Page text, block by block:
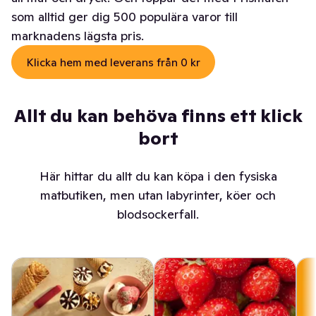
som alltid ger dig 500 populära varor till
marknadens lägsta pris.
Klicka hem med leverans från 0 kr
Allt du kan behöva finns ett klick
bort
Här hittar du allt du kan köpa i den fysiska
matbutiken, men utan labyrinter, köer och
blodsockerfall.